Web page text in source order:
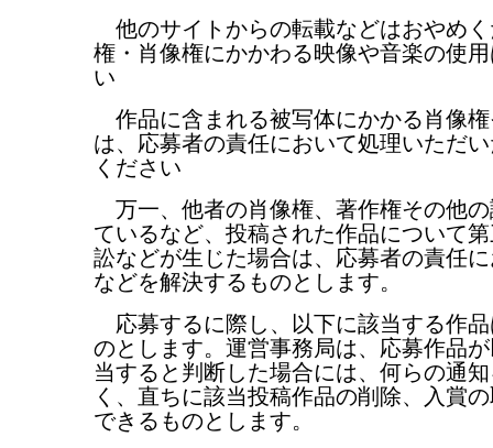
他のサイトからの転載などはおやめ
権・肖像権にかかわる映像や音楽の使
い
作品に含まれる被写体にかかる肖像
は、応募者の責任において処理いただ
ください
万一、他者の肖像権、著作権その他
ているなど、投稿された作品について
訟などが生じた場合は、応募者の責任
などを解決するものとします。
応募するに際し、以下に該当する作
のとします。運営事務局は、応募作品
当すると判断した場合には、何らの通
く、直ちに該当投稿作品の削除、入賞
できるものとします。